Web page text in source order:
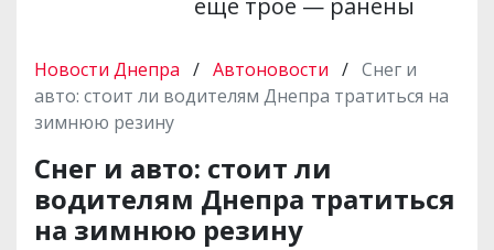
еще трое — ранены
Новости Днепра / Автоновости / Снег и
авто: стоит ли водителям Днепра тратиться на
зимнюю резину
Снег и авто: стоит ли
водителям Днепра тратиться
на зимнюю резину